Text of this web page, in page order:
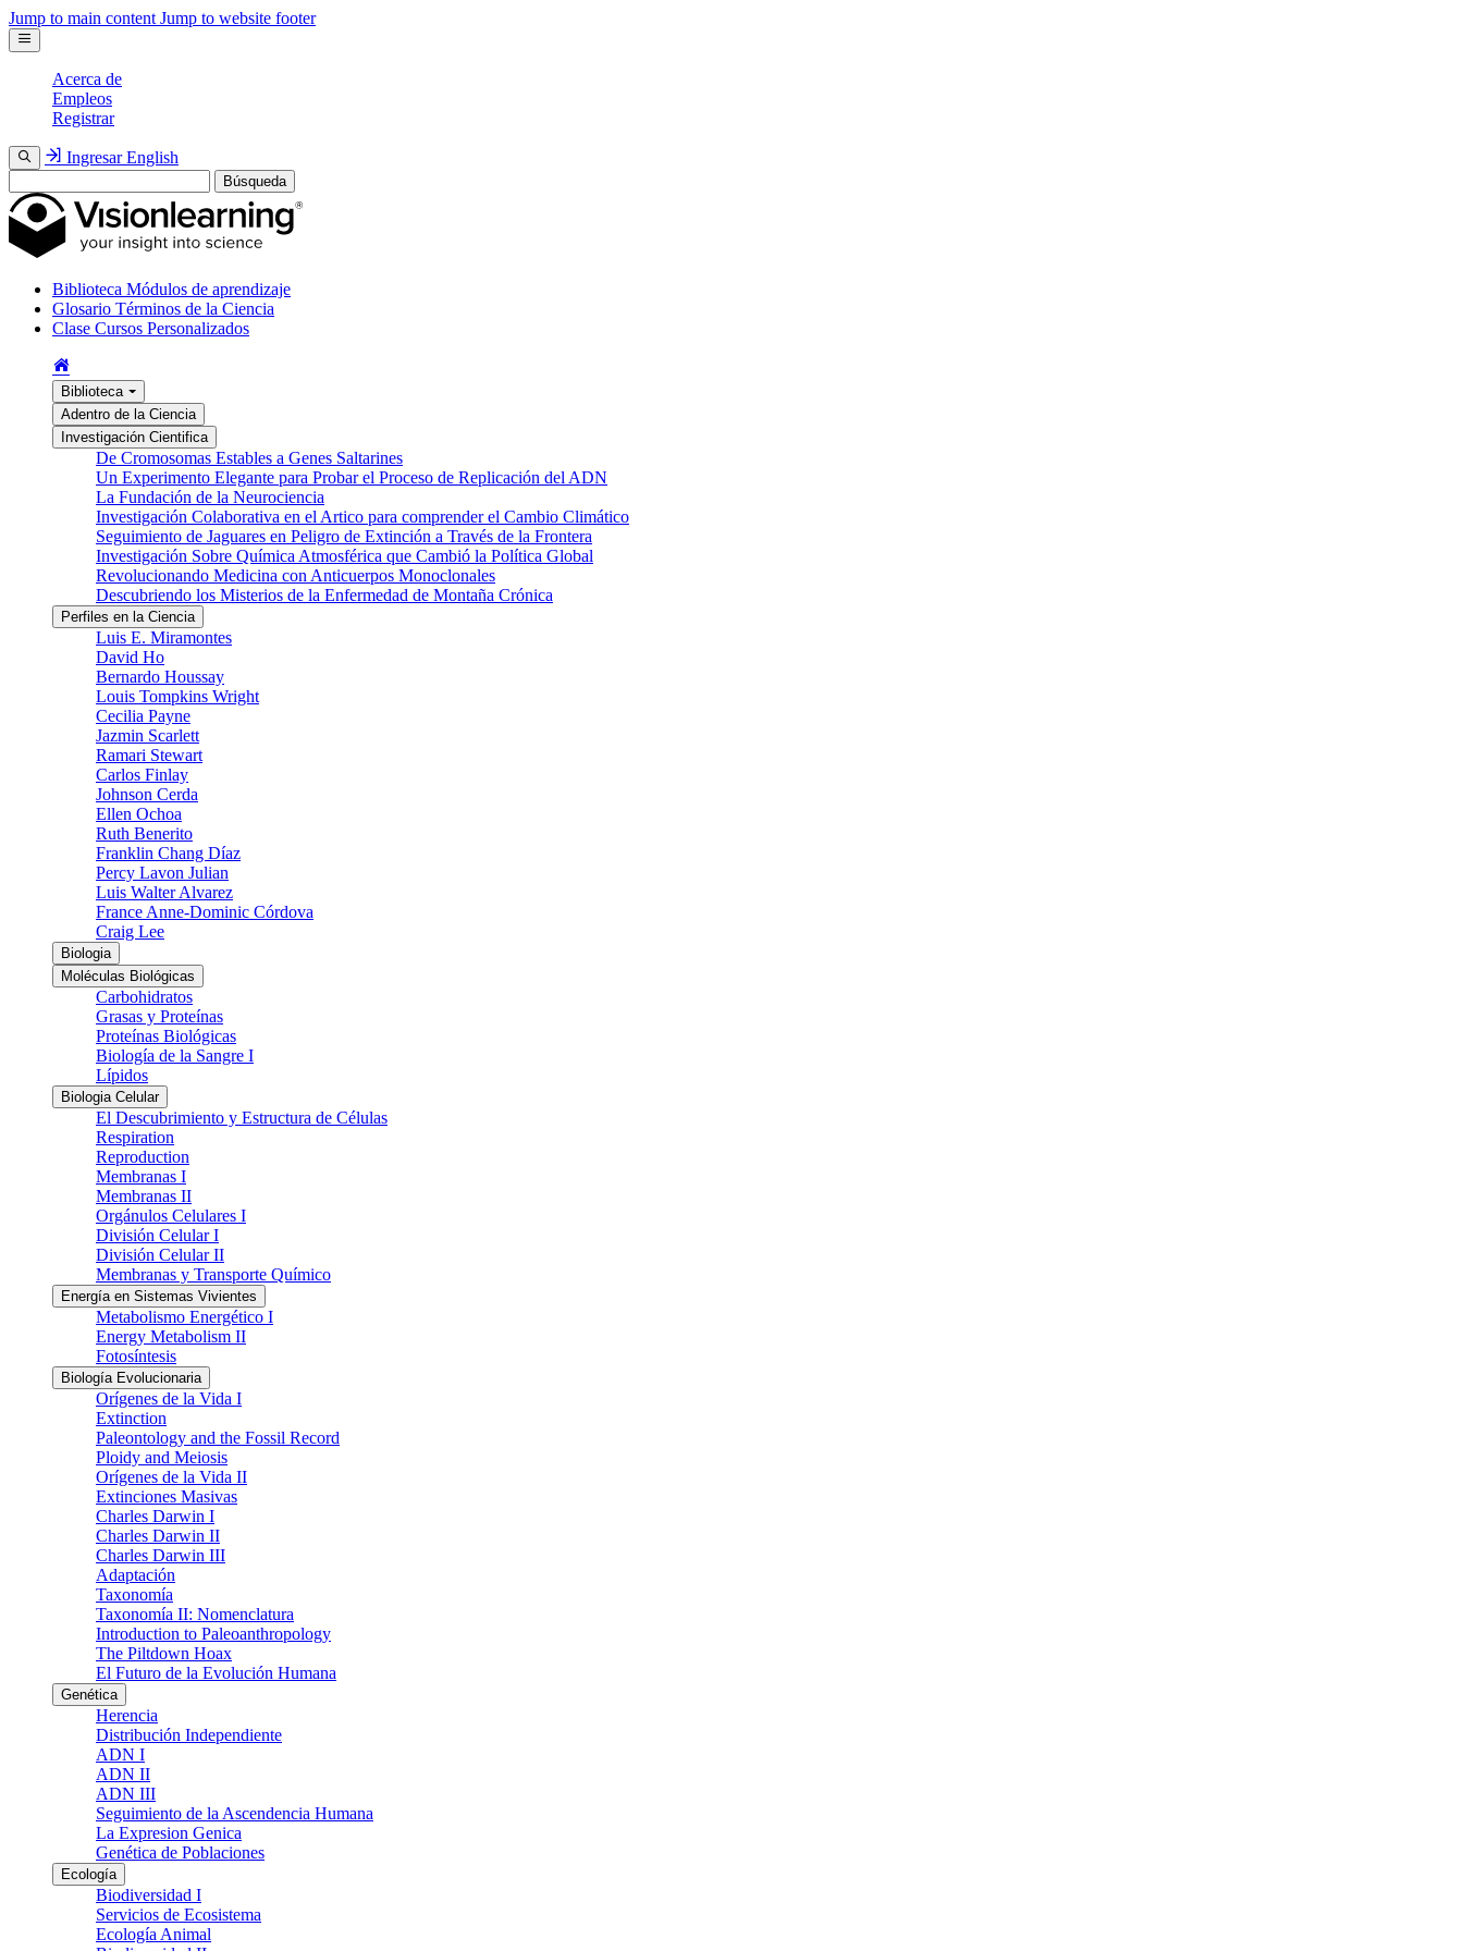
Jump to main content Jump to website footer
Acerca de
Empleos
Registrar
Ingresar English
Búsqueda
Biblioteca Módulos de aprendizaje
Glosario Términos de la Ciencia
Clase Cursos Personalizados
Biblioteca
Adentro de la Ciencia
Investigación Cientifica
De Cromosomas Estables a Genes Saltarines
Un Experimento Elegante para Probar el Proceso de Replicación del ADN
La Fundación de la Neurociencia
Investigación Colaborativa en el Artico para comprender el Cambio Climático
Seguimiento de Jaguares en Peligro de Extinción a Través de la Frontera
Investigación Sobre Química Atmosférica que Cambió la Política Global
Revolucionando Medicina con Anticuerpos Monoclonales
Descubriendo los Misterios de la Enfermedad de Montaña Crónica
Perfiles en la Ciencia
Luis E. Miramontes
David Ho
Bernardo Houssay
Louis Tompkins Wright
Cecilia Payne
Jazmin Scarlett
Ramari Stewart
Carlos Finlay
Johnson Cerda
Ellen Ochoa
Ruth Benerito
Franklin Chang Díaz
Percy Lavon Julian
Luis Walter Alvarez
France Anne-Dominic Córdova
Craig Lee
Biologia
Moléculas Biológicas
Carbohidratos
Grasas y Proteínas
Proteínas Biológicas
Biología de la Sangre I
Lípidos
Biologia Celular
El Descubrimiento y Estructura de Células
Respiration
Reproduction
Membranas I
Membranas II
Orgánulos Celulares I
División Celular I
División Celular II
Membranas y Transporte Químico
Energía en Sistemas Vivientes
Metabolismo Energético I
Energy Metabolism II
Fotosíntesis
Biología Evolucionaria
Orígenes de la Vida I
Extinction
Paleontology and the Fossil Record
Ploidy and Meiosis
Orígenes de la Vida II
Extinciones Masivas
Charles Darwin I
Charles Darwin II
Charles Darwin III
Adaptación
Taxonomía
Taxonomía II: Nomenclatura
Introduction to Paleoanthropology
The Piltdown Hoax
El Futuro de la Evolución Humana
Genética
Herencia
Distribución Independiente
ADN I
ADN II
ADN III
Seguimiento de la Ascendencia Humana
La Expresion Genica
Genética de Poblaciones
Ecología
Biodiversidad I
Servicios de Ecosistema
Ecología Animal